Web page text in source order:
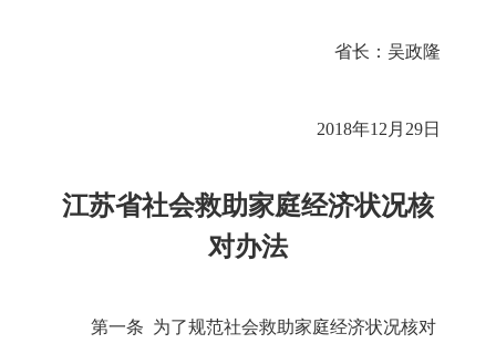
省长：吴政隆
2018年12月29日
江苏省社会救助家庭经济状况核
对办法
第一条 为了规范社会救助家庭经济状况核对